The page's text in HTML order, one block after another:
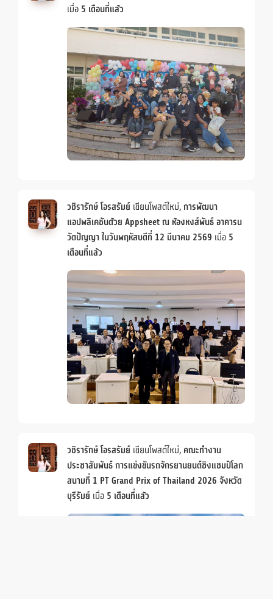
เมื่อ 5 เดือนที่แล้ว
วชิรารักษ์ โอรสรัมย์ เขียนโพสต์ใหม่,การพัฒนา
แอปพลิเคชันด้วย Appsheet ณ ห้องหงส์พันธ์ อาคารน
วัตปัญญา ในวันพฤหัสบดีที่ 12 มีนาคม 2569 เมื่อ 5
เดือนที่แล้ว
วชิรารักษ์ โอรสรัมย์ เขียนโพสต์ใหม่, คณะทำงาน
ประชาสัมพันธ์ การแข่งขันรถจักรยานยนต์ชิงแชมป์โลก
สนามที่ 1 PT Grand Prix of Thailand 2026 จังหวัด
บุรีรัมย์ เมื่อ 5 เดือนที่แล้ว
Groups